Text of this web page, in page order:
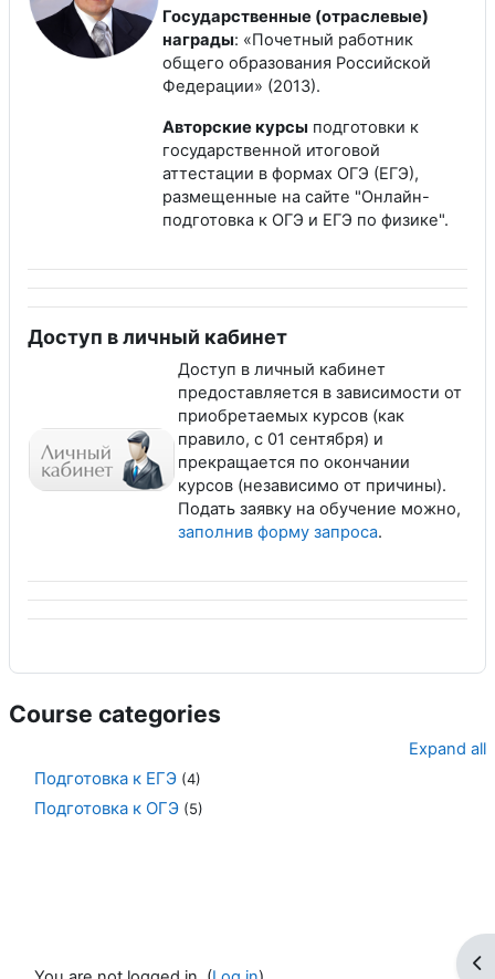
Государственные (отраслевые)
награды: «Почетный работник
общего образования Российской
Федерации» (2013).
Авторские курсы подготовки к
государственной итоговой
аттестации в формах ОГЭ (ЕГЭ),
размещенные на сайте "Онлайн-
подготовка к ОГЭ и ЕГЭ по физике".
Доступ в личный кабинет
Доступ в личный кабинет
предоставляется в зависимости от
приобретаемых курсов (как
правило, с 01 сентября) и
прекращается по окончании
курсов (независимо от причины).
Подать заявку на обучение можно,
заполнив форму запроса.
Course categories
Expand all
Подготовка к ЕГЭ (4)
Подготовка к ОГЭ (5)